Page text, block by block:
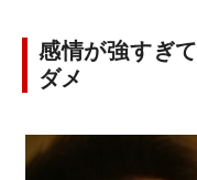
感情が強すぎ
ダメ